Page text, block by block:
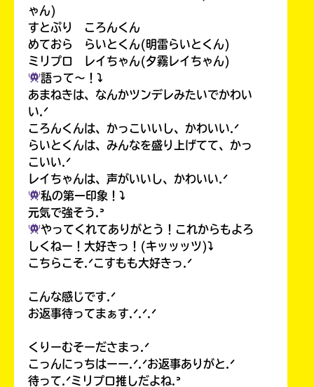
ゃん)
すとぷり ころんくん
めておら らいとくん(明雷らいとくん)
ミリプロ レイちゃん(夕霧レイちゃん)
語って〜！⤵︎
あまねきは、なんかツンデレみたいでかわい
い.ᐟ
ころんくんは、かっこいいし、かわいい.ᐟ
らいとくんは、みんなを盛り上げてて、かっ
こいい.ᐟ
レイちゃんは、声がいいし、かわいい.ᐟ
私の第一印象！⤵︎
元気で強そう.ᐣ
やってくれてありがとう！これからもよろ
しくねー！大好きっ！(キッッッツ)⤵︎
こちらこそ.ᐟこすもも大好きっ.ᐟ
こんな感じです.ᐟ
お返事待ってまぁす.ᐟ.ᐟ.ᐟ
くりーむそーださまっ.ᐟ
こっんにっちはーー.ᐟ.ᐟお返事ありがと.ᐟ
待って.ᐟミリプロ推しだよね.ᐣ